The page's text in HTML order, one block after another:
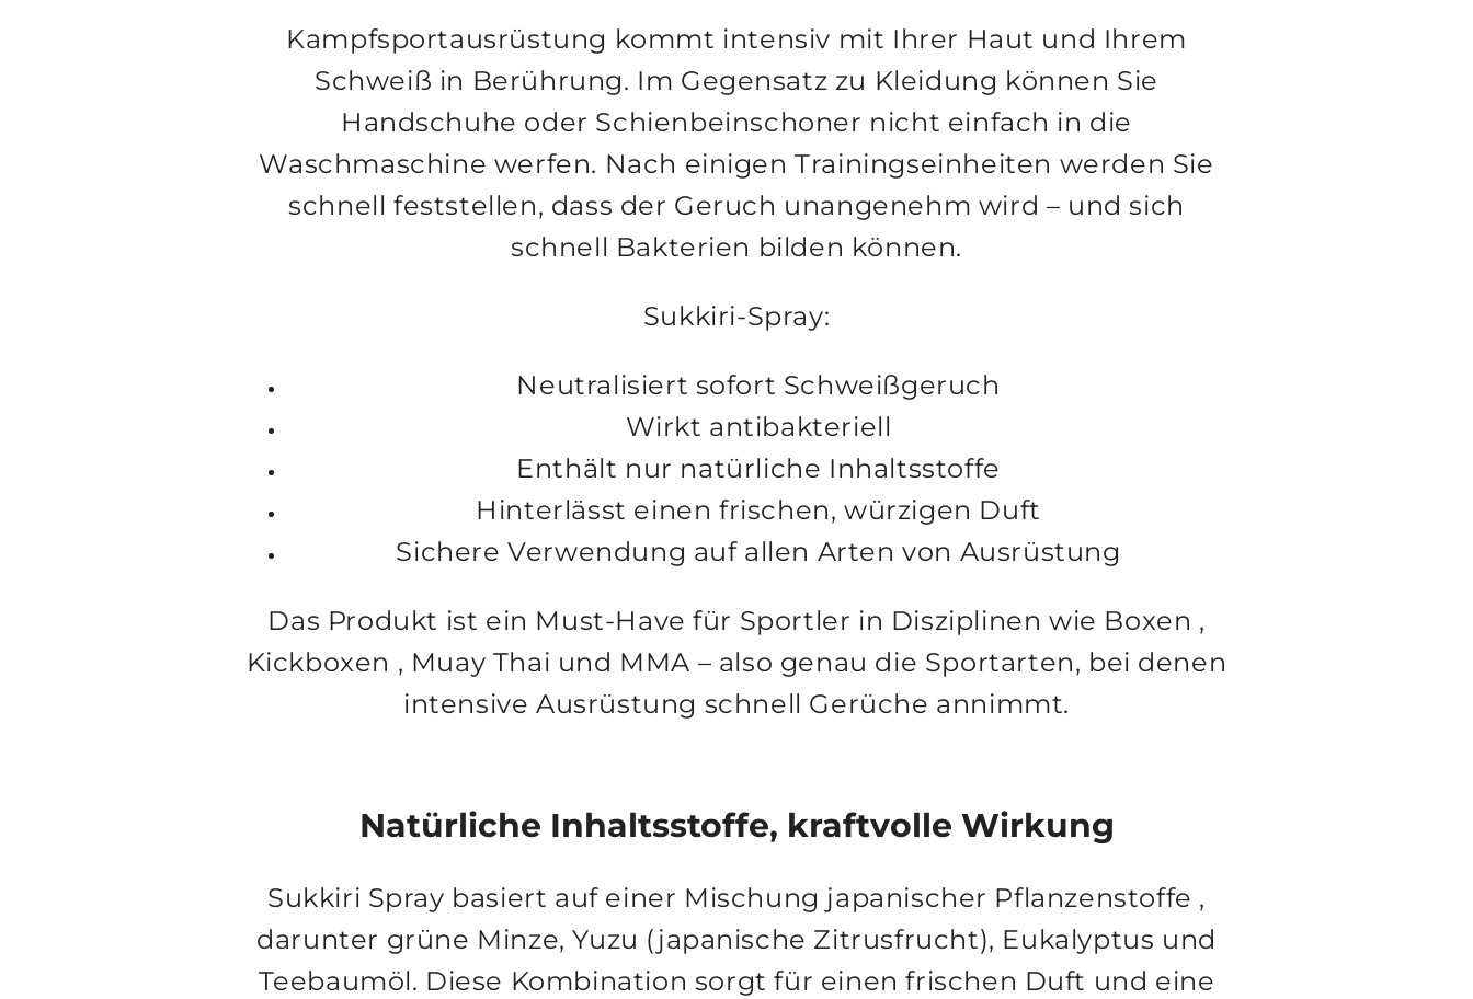
Kampfsportausrüstung kommt intensiv mit Ihrer Haut und Ihrem
Schweiß in Berührung. Im Gegensatz zu Kleidung können Sie
Handschuhe oder Schienbeinschoner nicht einfach in die
Waschmaschine werfen. Nach einigen Trainingseinheiten werden Sie
schnell feststellen, dass der Geruch unangenehm wird – und sich
schnell Bakterien bilden können.
Sukkiri-Spray:
Neutralisiert sofort Schweißgeruch
Wirkt antibakteriell
Enthält nur natürliche Inhaltsstoffe
Hinterlässt einen frischen, würzigen Duft
Sichere Verwendung auf allen Arten von Ausrüstung
Das Produkt ist ein Must-Have für Sportler in Disziplinen wie Boxen ,
Kickboxen , Muay Thai und MMA – also genau die Sportarten, bei denen
intensive Ausrüstung schnell Gerüche annimmt.
Natürliche Inhaltsstoffe, kraftvolle Wirkung
Sukkiri Spray basiert auf einer Mischung japanischer Pflanzenstoffe ,
darunter grüne Minze, Yuzu (japanische Zitrusfrucht), Eukalyptus und
Teebaumöl. Diese Kombination sorgt für einen frischen Duft und eine